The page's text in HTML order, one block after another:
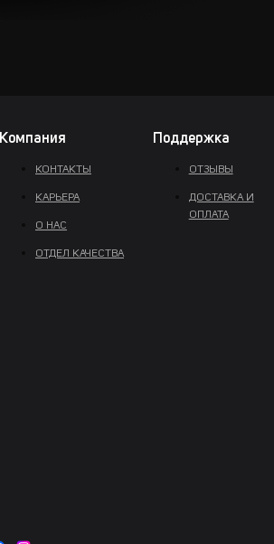
Компания
КОНТАКТЫ
КАРЬЕРА
О НАС
ОТДЕЛ КАЧЕСТВА
Поддержка
ОТЗЫВЫ
ДОСТАВКА И
ОПЛАТА